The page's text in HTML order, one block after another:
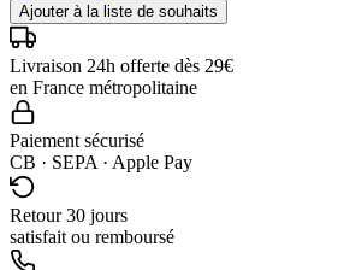
Ajouter à la liste de souhaits
Livraison 24h offerte dès 29€
en France métropolitaine
Paiement sécurisé
CB · SEPA · Apple Pay
Retour 30 jours
satisfait ou remboursé